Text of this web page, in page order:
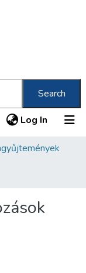
Search
Log In (current)